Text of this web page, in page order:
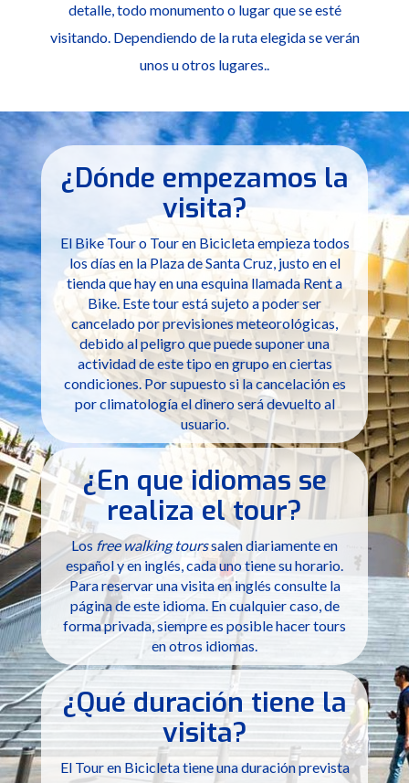
detalle, todo monumento o lugar que se esté
visitando. Dependiendo de la ruta elegida se verán
unos u otros lugares..
¿Dónde empezamos la
visita?
El Bike Tour o Tour en Bicicleta empieza todos
los días en la Plaza de Santa Cruz, justo en el
tienda que hay en una esquina llamada Rent a
Bike. Este tour está sujeto a poder ser
cancelado por previsiones meteorológicas,
debido al peligro que puede suponer una
actividad de este tipo en grupo en ciertas
condiciones. Por supuesto si la cancelación es
por climatología el dinero será devuelto al
usuario.
¿En que idiomas se
realiza el tour?
Los free walking tourssalen diariamente en
español y en inglés, cada uno tiene su horario.
Para reservar una visita en inglés consulte la
página de este idioma. En cualquier caso, de
forma privada, siempre es posible hacer tours
en otros idiomas.
¿Qué duración tiene la
visita?
El Tour en Bicicleta tiene una duración prevista